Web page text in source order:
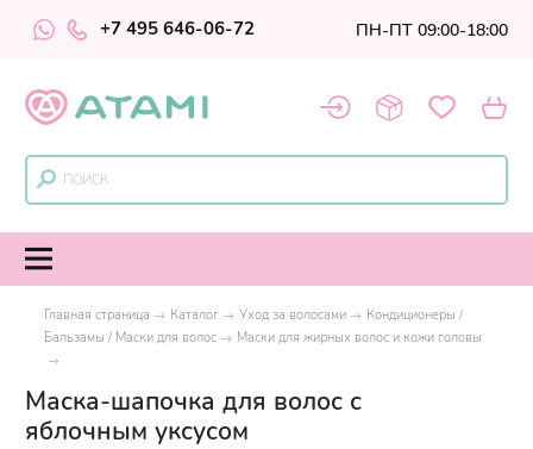
+7 495 646-06-72 ПН-ПТ 09:00-18:00
Главная страница Каталог Уход за волосами
Кондиционеры /
Бальзамы / Маски для волос
Маски для жирных волос и кожи головы
Маска-шапочка для волос с
яблочным уксусом